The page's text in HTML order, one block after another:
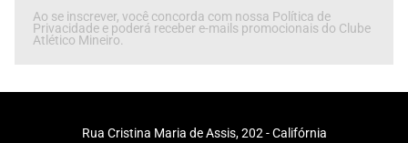
Ao se inscrever, você concorda com nossa Política de
Privacidade e poderá receber e-mails promocionais do Clube
Atlético Mineiro.
Rua Cristina Maria de Assis, 202 - Califórnia